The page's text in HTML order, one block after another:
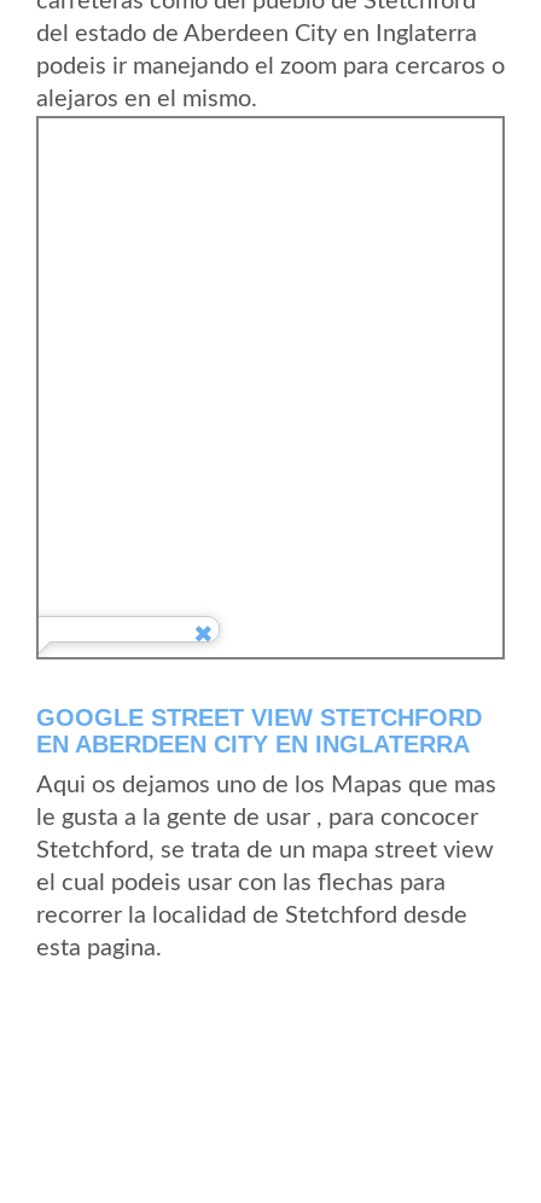
del estado de Aberdeen City en Inglaterra
podeis ir manejando el zoom para cercaros o
alejaros en el mismo.
GOOGLE STREET VIEW STETCHFORD
EN ABERDEEN CITY EN INGLATERRA
Aqui os dejamos uno de los Mapas que mas
le gusta a la gente de usar , para concocer
Stetchford, se trata de un mapa street view
el cual podeis usar con las flechas para
recorrer la localidad de Stetchford desde
esta pagina.